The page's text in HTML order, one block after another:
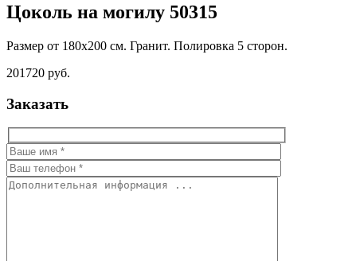
Цоколь на могилу 50315
Размер от 180х200 см. Гранит. Полировка 5 сторон.
201720 руб.
Заказать